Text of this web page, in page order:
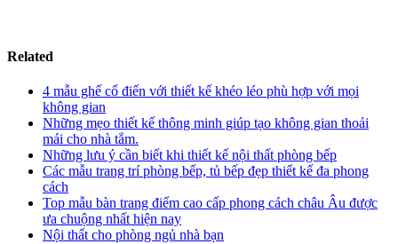
Related
4 mẫu ghế cổ điển với thiết kế khéo léo phù hợp với mọi
không gian
Những mẹo thiết kế thông minh giúp tạo không gian thoải
mái cho nhà tắm.
Những lưu ý cần biết khi thiết kế nội thất phòng bếp
Các mẫu trang trí phòng bếp, tủ bếp đẹp thiết kế đa phong
cách
Top mẫu bàn trang điểm cao cấp phong cách châu Âu được
ưa chuộng nhất hiện nay
Nội thất cho phòng ngủ nhà bạn